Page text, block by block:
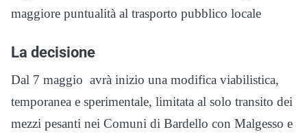
maggiore puntualità al trasporto pubblico locale
La decisione
Dal 7 maggio avrà inizio una modifica viabilistica,
temporanea e sperimentale, limitata al solo transito dei
mezzi pesanti nei Comuni di Bardello con Malgesso e